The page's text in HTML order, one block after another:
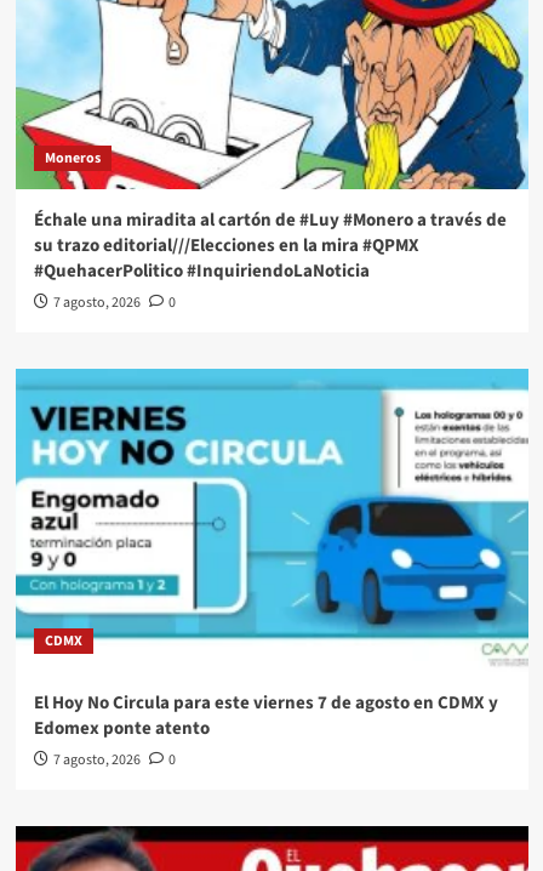
Moneros
Échale una miradita al cartón de #Luy #Monero a través de
su trazo editorial///Elecciones en la mira #QPMX
#QuehacerPolitico #InquiriendoLaNoticia
7 agosto, 2026 0
CDMX
El Hoy No Circula para este viernes 7 de agosto en CDMX y
Edomex ponte atento
7 agosto, 2026 0